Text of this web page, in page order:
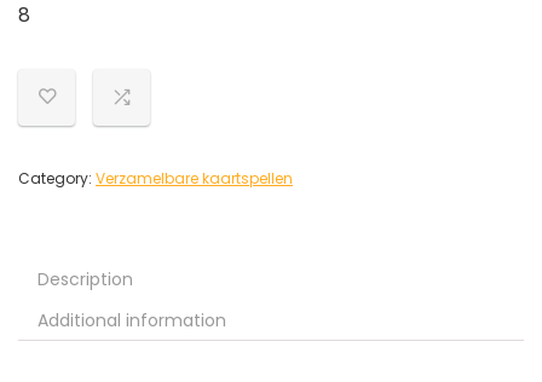
8
Category: Verzamelbare kaartspellen
Description
Additional information